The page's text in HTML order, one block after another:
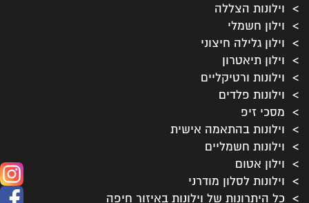
וילונות הצללה
וילון חשמלי
וילון גלילה חיצוני
וילון תיאטרון
וילונות ורטיקליים
וילונות פלדים
מסכי זיפ
וילונות בהתאמה אישית
וילונות חשמליים
וילון אטום
וילונות לסלון מודרני
כל היתרונות של וילונות באיזור חיפה